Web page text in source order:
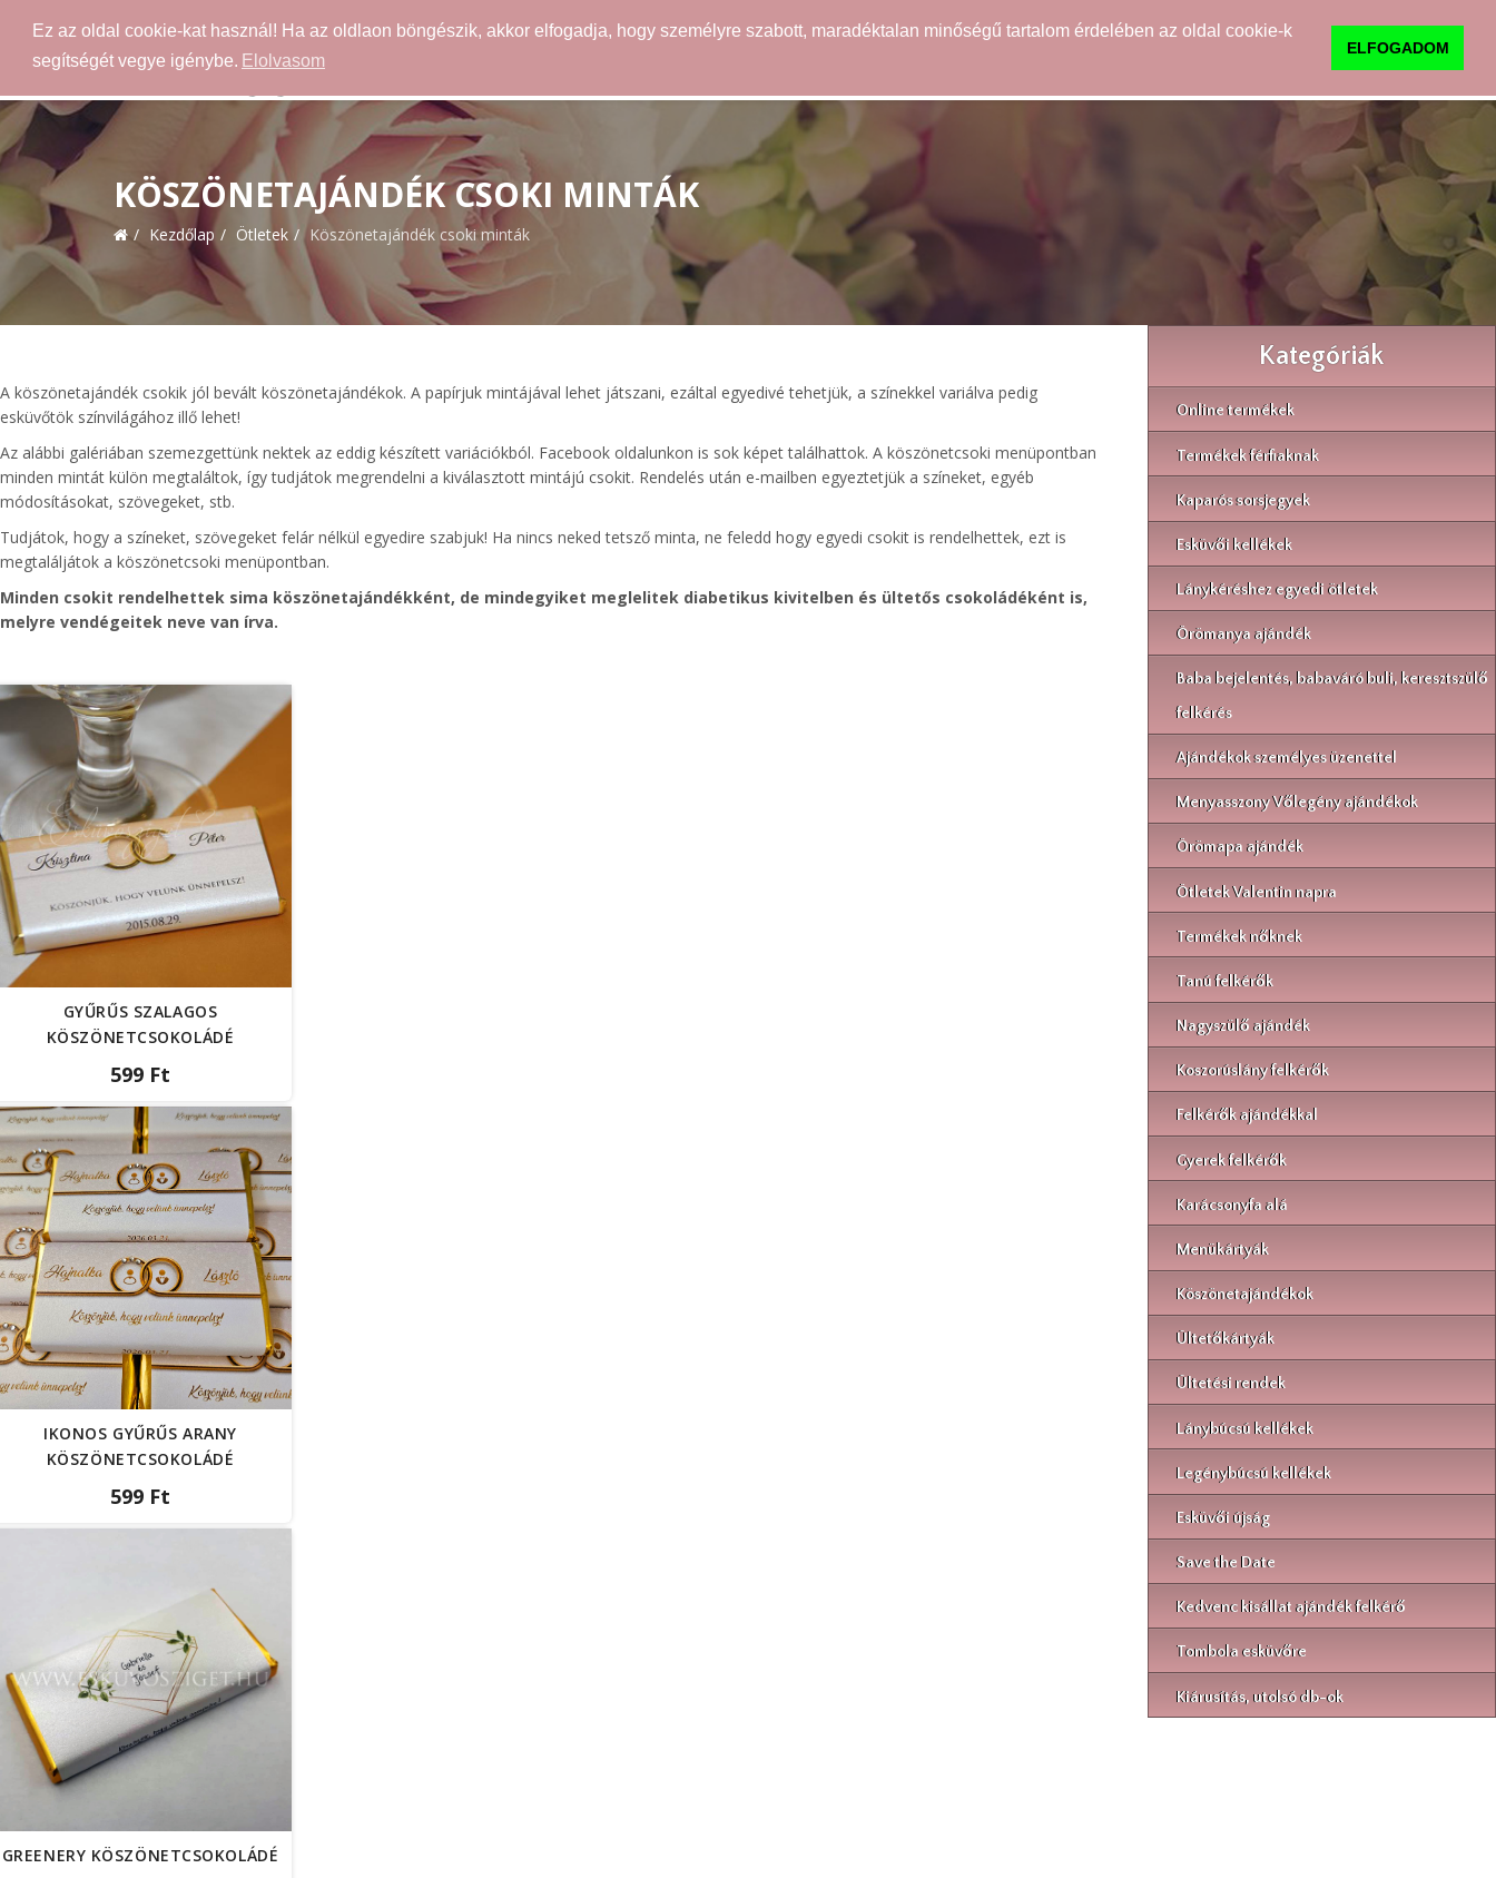
Ez az oldal cookie-kat használ! Ha az oldlaon böngészik, akkor elfogadja, hogy személyre szabott, maradéktalan minőségű tartalom érdelében az oldal cookie-k
segítségét vegye igénybe. Elolvasom
ELFOGADOM
KÖSZÖNETAJÁNDÉK CSOKI MINTÁK
Kezdőlap Ötletek Köszönetajándék csoki minták
A köszönetajándék csokik jól bevált köszönetajándékok. A papírjuk mintájával lehet játszani, ezáltal egyedivé tehetjük, a színekkel variálva pedig
esküvőtök színvilágához illő lehet!
Az alábbi galériában szemezgettünk nektek az eddig készített variációkból. Facebook oldalunkon is sok képet találhattok. A köszönetcsoki menüpontban
minden mintát külön megtaláltok, így tudjátok megrendelni a kiválasztott mintájú csokit. Rendelés után e-mailben egyeztetjük a színeket, egyéb
módosításokat, szövegeket, stb.
Tudjátok, hogy a színeket, szövegeket felár nélkül egyedire szabjuk! Ha nincs neked tetsző minta, ne feledd hogy egyedi csokit is rendelhettek, ezt is
megtaláljátok a köszönetcsoki menüpontban.
Minden csokit rendelhettek sima köszönetajándékként, de mindegyiket meglelitek diabetikus kivitelben és ültetős csokoládéként is,
melyre vendégeitek neve van írva.
GYŰRŰS SZALAGOS
KÖSZÖNETCSOKOLÁDÉ
599 Ft
IKONOS GYŰRŰS ARANY
KÖSZÖNETCSOKOLÁDÉ
599 Ft
GREENERY KÖSZÖNETCSOKOLÁDÉ
Kategóriák
Online termékek
Termékek férfiaknak
Kaparós sorsjegyek
Esküvői kellékek
Lánykéréshez egyedi ötletek
Örömanya ajándék
Baba bejelentés, babaváró buli, keresztszülő
felkérés
Ajándékok személyes üzenettel
Menyasszony Vőlegény ajándékok
Örömapa ajándék
Ötletek Valentin napra
Termékek nőknek
Tanú felkérők
Nagyszülő ajándék
Koszorúslány felkérők
Felkérők ajándékkal
Gyerek felkérők
Karácsonyfa alá
Menükártyák
Köszönetajándékok
Ültetőkártyák
Ültetési rendek
Lánybúcsú kellékek
Legénybúcsú kellékek
Esküvői újság
Save the Date
Kedvenc kisállat ajándék felkérő
Tombola esküvőre
Kiárusítás, utolsó db-ok